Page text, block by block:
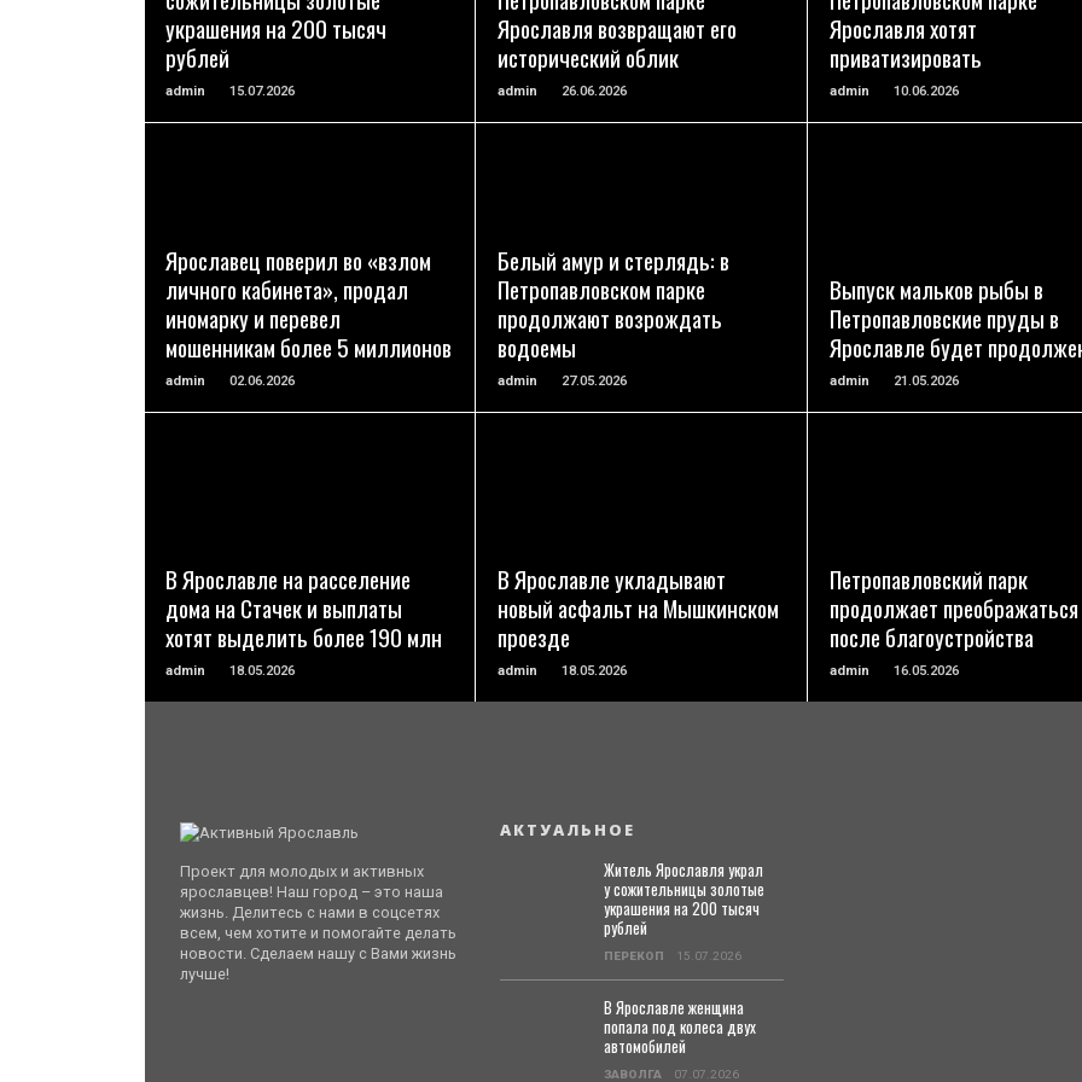
украшения на 200 тысяч
рублей
admin 15.07.2026
Ярославля возвращают его
исторический облик
admin 26.06.2026
Ярославля хотят
приватизировать
admin 10.06.2026
Ярославец поверил во «взлом
личного кабинета», продал
иномарку и перевел
мошенникам более 5 миллионов
admin 02.06.2026
Белый амур и стерлядь: в
Петропавловском парке
продолжают возрождать
водоемы
admin 27.05.2026
Выпуск мальков рыбы в
Петропавловские пруды в
Ярославле будет
admin 21.05.2026
В Ярославле на расселение
дома на Стачек и выплаты
хотят выделить более 190 млн
admin 18.05.2026
В Ярославле укладывают
новый асфальт на Мышкинском
проезде
admin 18.05.2026
Петропавловский парк
продолжает преображаться
после благоустройства
admin 16.05.2026
Проект для молодых и активных
ярославцев! Наш город – это наша
жизнь. Делитесь с нами в соцсетях
всем, чем хотите и помогайте делать
новости. Сделаем нашу с Вами жизнь
лучше!
АКТУАЛЬНОЕ
Житель Ярославля украл
у сожительницы золотые
украшения на 200 тысяч
рублей
ПЕРЕКОП 15.07.2026
В Ярославле женщина
попала под колеса двух
автомобилей
ЗАВОЛГА 07.07.2026